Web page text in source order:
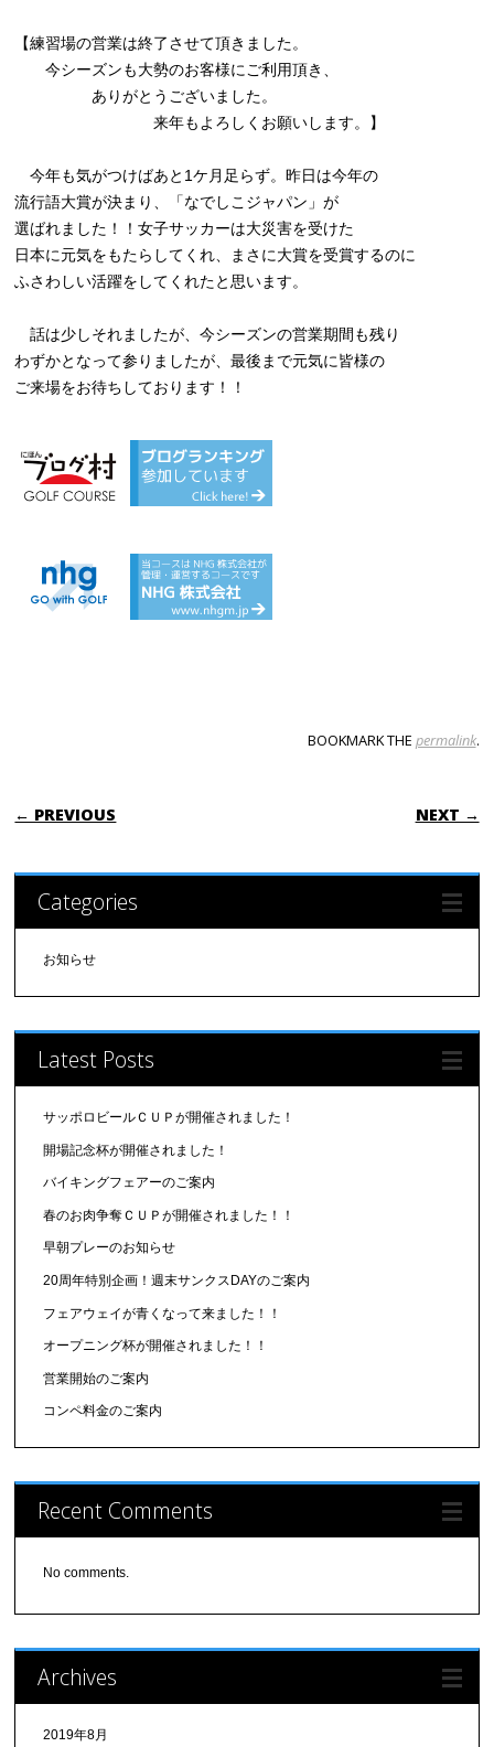
【練習場の営業は終了させて頂きました。
今シーズンも大勢のお客様にご利用頂き、
ありがとうございました。
来年もよろしくお願いします。】
今年も気がつけばあと1ケ月足らず。昨日は今年の
流行語大賞が決まり、「なでしこジャパン」が
選ばれました！！女子サッカーは大災害を受けた
日本に元気をもたらしてくれ、まさに大賞を受賞するのに
ふさわしい活躍をしてくれたと思います。
話は少しそれましたが、今シーズンの営業期間も残り
わずかとなって参りましたが、最後まで元気に皆様の
ご来場をお待ちしております！！
BOOKMARK THE permalink.
POST NAVIGATION
← PREVIOUS NEXT →
Categories
お知らせ
Latest Posts
サッポロビールＣＵＰが開催されました！
開場記念杯が開催されました！
バイキングフェアーのご案内
春のお肉争奪ＣＵＰが開催されました！！
早朝プレーのお知らせ
20周年特別企画！週末サンクスDAYのご案内
フェアウェイが青くなって来ました！！
オープニング杯が開催されました！！
営業開始のご案内
コンペ料金のご案内
Recent Comments
No comments.
Archives
2019年8月